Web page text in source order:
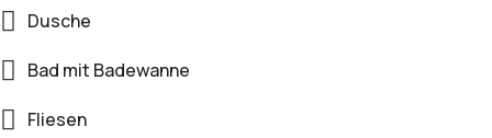
Dusche
Bad mit Badewanne
Fliesen